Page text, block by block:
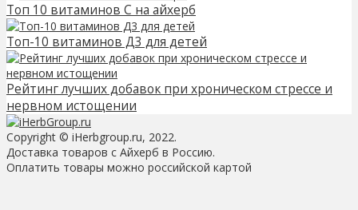
Топ 10 витаминов С на айхерб
Топ-10 витаминов Д3 для детей
Рейтинг лучших добавок при хроническом стрессе и
нервном истощении
Copyright © iHerbgroup.ru, 2022.
Доставка товаров с Айхерб в Россию.
Оплатить товары можно российской картой